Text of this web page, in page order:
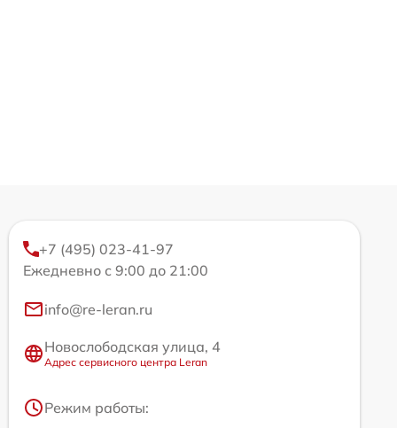
+7 (495) 023-41-97
Ежедневно с 9:00 до 21:00
info@re-leran.ru
Новослободская улица, 4
Адрес сервисного центра Leran
Режим работы: